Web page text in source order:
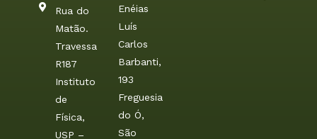
Rua do
Matão.
Travessa
R187
Instituto
de
Física,
USP –
Enéias
Luís
Carlos
Barbanti,
193
Freguesia
do Ó,
São